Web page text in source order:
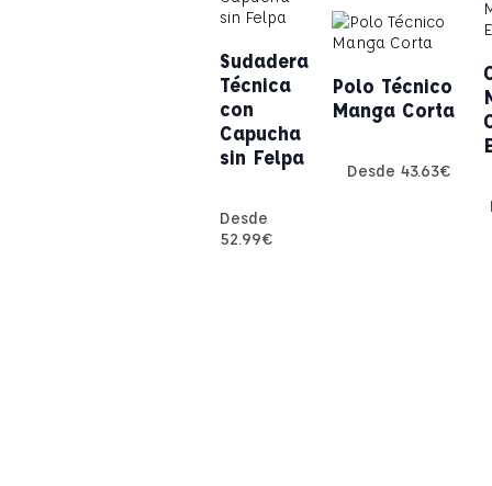
Sudadera
Técnica
con
Capucha
sin Felpa
Desde
52.99€
Polo Técnico
Manga Corta
Desde 43.63€